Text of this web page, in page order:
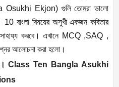
Ekjon) গুলি তোমরা ভালো
বাংলা বিষয়ের অসুখী একজন কবিতার
করবে। এখানে MCQ ,SAQ ,
আলোচনা করা হলো।
Class Ten Bangla Asukhi